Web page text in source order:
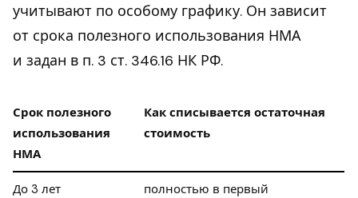
учитывают по особому графику. Он зависит
от срока полезного использования НМА
и задан в п. 3 ст. 346.16 НК РФ.
Срок полезного
использования
НМА
Как списывается остаточная
стоимость
До 3 лет
полностью в первый